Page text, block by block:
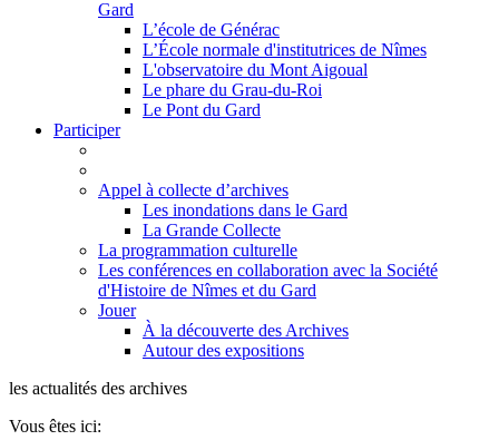
Gard
L’école de Générac
L’École normale d'institutrices de Nîmes
L'observatoire du Mont Aigoual
Le phare du Grau-du-Roi
Le Pont du Gard
Participer
Appel à collecte d’archives
Les inondations dans le Gard
La Grande Collecte
La programmation culturelle
Les conférences en collaboration avec la Société
d'Histoire de Nîmes et du Gard
Jouer
À la découverte des Archives
Autour des expositions
les actualités des archives
Vous êtes ici: